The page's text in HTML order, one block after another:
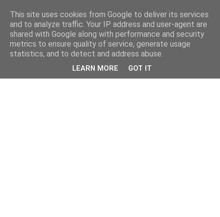
This site uses cookies from Google to deliver its services
and to analyze traffic. Your IP address and user-agent are
shared with Google along with performance and security
metrics to ensure quality of service, generate usage
statistics, and to detect and address abuse.
LEARN MORE GOT IT